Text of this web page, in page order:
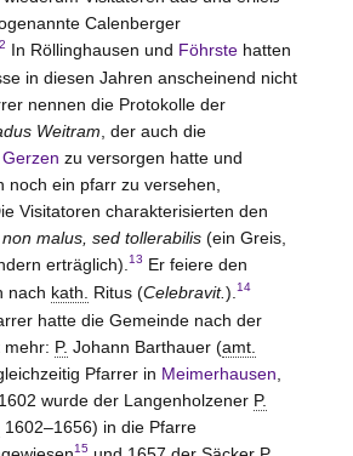
Calenberger
In Röllinghausen und Föhrstehatten
in diesen Jahren anscheinend nicht
nennen die Protokolle der
Weitram , der auch die
Gerzen zu versorgen hatte und
noch ein pfarr zu versehen,
Visitatoren charakterisierten den
malus, sed tollerabilis(ein Greis,
erträglich). 13 Er feiere den
nach kath. Ritus (Celebravit.). 14
hatte die Gemeinde nach der
mehr: P. Johann Barthauer (amt.
Pfarrer in Meimerhausen
wurde der Langenholzener P.
1602–1656) in die Pfarre
15